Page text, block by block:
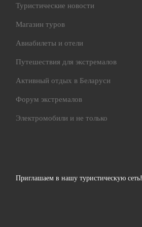
Туристические новости
Магазин туров
Авиабилеты и отели
Путешествия для экстремалов
Активный отдых в Беларуси
Форум экстремалов
Электромобили и не только
Приглашаем в нашу туристическую сеть!